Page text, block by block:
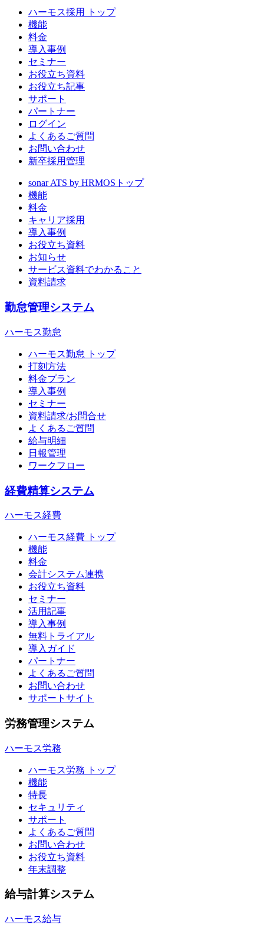
ハーモス採用 トップ
機能
料金
導入事例
セミナー
お役立ち資料
お役立ち記事
サポート
パートナー
ログイン
よくあるご質問
お問い合わせ
新卒採用管理
sonar ATS by HRMOS トップ
機能
料金
キャリア採用
導入事例
お役立ち資料
お知らせ
サービス資料でわかること
資料請求
勤怠管理システム
ハーモス勤怠
ハーモス勤怠 トップ
打刻方法
料金プラン
導入事例
セミナー
資料請求/お問合せ
よくあるご質問
給与明細
日報管理
ワークフロー
経費精算システム
ハーモス経費
ハーモス経費 トップ
機能
料金
会計システム連携
お役立ち資料
セミナー
活用記事
導入事例
無料トライアル
導入ガイド
パートナー
よくあるご質問
お問い合わせ
サポートサイト
労務管理システム
ハーモス労務
ハーモス労務 トップ
機能
特長
セキュリティ
サポート
よくあるご質問
お問い合わせ
お役立ち資料
年末調整
給与計算システム
ハーモス給与